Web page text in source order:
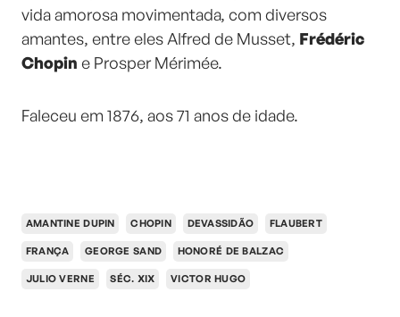
vida amorosa movimentada, com diversos
amantes, entre eles Alfred de Musset, Frédéric
Chopin e Prosper Mérimée.
Faleceu em 1876, aos 71 anos de idade.
AMANTINE DUPIN CHOPIN DEVASSIDÃO FLAUBERT
FRANÇA GEORGE SAND HONORÉ DE BALZAC
JULIO VERNE SÉC. XIX VICTOR HUGO